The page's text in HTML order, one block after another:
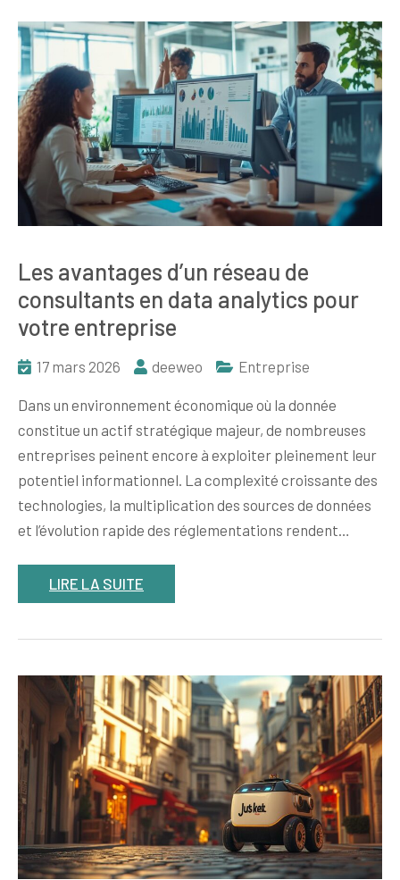
Les avantages d’un réseau de
consultants en data analytics pour
votre entreprise
17 mars 2026 deeweo Entreprise
Dans un environnement économique où la donnée
constitue un actif stratégique majeur, de nombreuses
entreprises peinent encore à exploiter pleinement leur
potentiel informationnel. La complexité croissante des
technologies, la multiplication des sources de données
et l’évolution rapide des réglementations rendent…
LIRE LA SUITE